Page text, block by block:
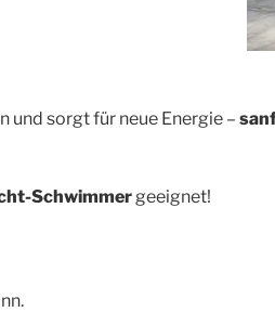
und sorgt für neue Energie –
Schwimmergeeignet!